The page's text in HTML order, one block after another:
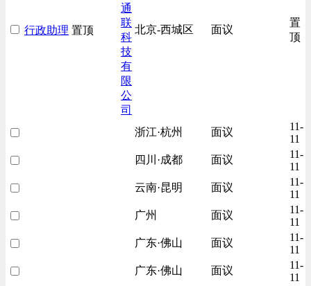
行政助理 置顶
通
联
科
技
有
限
公
司
北京-西城区 面议
置
顶
浙江·杭州 面议
11-
11
四川·成都
面议
11-
11
云南·昆明
面议
11-
11
广州
面议
11-
11
广东·佛山
面议
11-
11
广东·佛山
面议
11-
11